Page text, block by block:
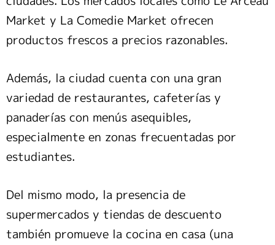
Market y La Comedie Market ofrecen
productos frescos a precios razonables.
Además, la ciudad cuenta con una gran
variedad de restaurantes, cafeterías y
panaderías con menús asequibles,
especialmente en zonas frecuentadas por
estudiantes.
Del mismo modo, la presencia de
supermercados y tiendas de descuento
también promueve la cocina en casa (una